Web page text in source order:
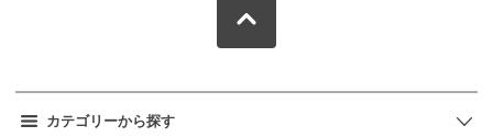
カテゴリーから探す